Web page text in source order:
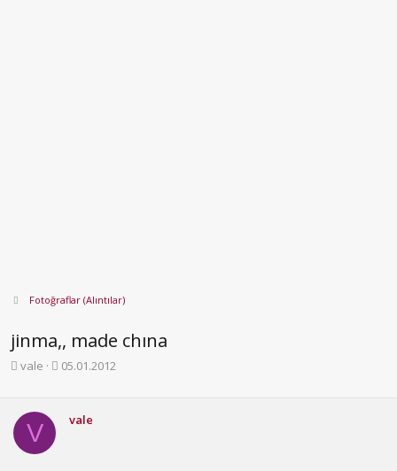
Fotoğraflar (Alıntılar)
jinma,, made chına
K
b
y
vale
B
05.01.2012
V vale